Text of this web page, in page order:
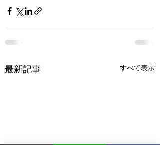
最新記事 すべて表示